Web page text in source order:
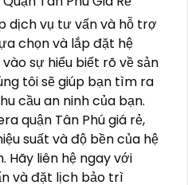
chúng tôi là chúng tôi
vụ với mức giá rẻ
tin cậy chất lượng cao.
bảo trì camera là một
thể gây khó khăn tài
đó, chúng tôi cung cấp
khách hàng có thể tiếp
của mình.